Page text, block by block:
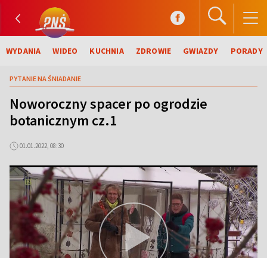
WYDANIA WIDEO KUCHNIA ZDROWIE GWIAZDY PORADY
PYTANIE NA ŚNIADANIE
Noworoczny spacer po ogrodzie
botanicznym cz.1
01.01.2022, 08:30